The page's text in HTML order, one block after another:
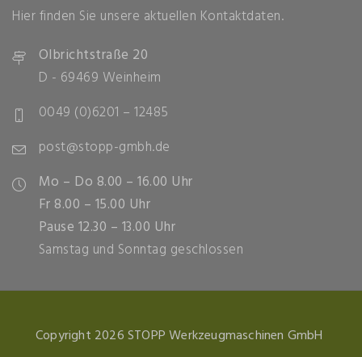
Hier finden Sie unsere aktuellen Kontaktdaten.
Olbrichtstraße 20
D - 69469 Weinheim
0049 (0)6201 – 12485
post@stopp-gmbh.de
Mo – Do 8.00 – 16.00 Uhr
Fr 8.00 – 15.00 Uhr
Pause 12.30 – 13.00 Uhr
Samstag und Sonntag geschlossen
Copyright 2026 STOPP Werkzeugmaschinen GmbH